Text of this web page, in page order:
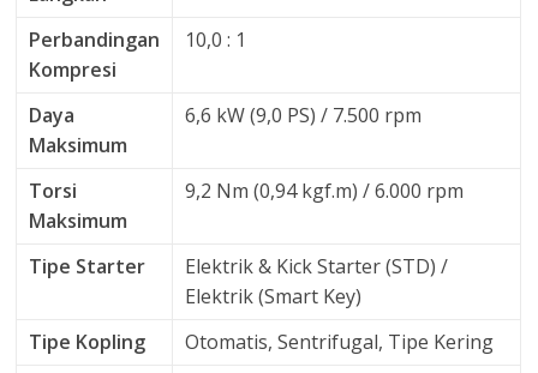
Perbandingan
Kompresi
10,0 : 1
Daya
Maksimum
6,6 kW (9,0 PS) / 7.500 rpm
Torsi
Maksimum
9,2 Nm (0,94 kgf.m) / 6.000 rpm
Tipe Starter
Elektrik & Kick Starter (STD) /
Elektrik (Smart Key)
Tipe Kopling
Otomatis, Sentrifugal, Tipe Kering